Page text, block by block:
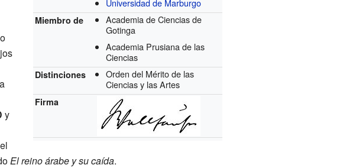
Universidad de Marburgo
Miembro de
Academia de Ciencias de
Gotinga
Academia Prusiana de las
Ciencias
Distinciones
Orden del Mérito de las
Ciencias y las Artes
Firma
y
El reino árabe y su caída.